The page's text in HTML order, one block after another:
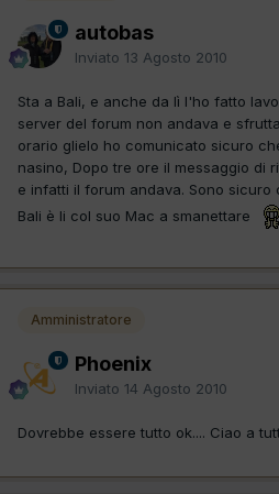
autobas
Inviato 13 Agosto 2010
Sta a Bali, e anche da lì l'ho fatto
server del forum non andava e
orario glielo ho comunicato sicuro
nasino, Dopo tre ore il messaggio di
e infatti il forum andava. Sono
Bali è li col suo Mac a smanettare
Amministratore
Phoenix
Inviato 14 Agosto 2010
Dovrebbe essere tutto ok.... Ciao a